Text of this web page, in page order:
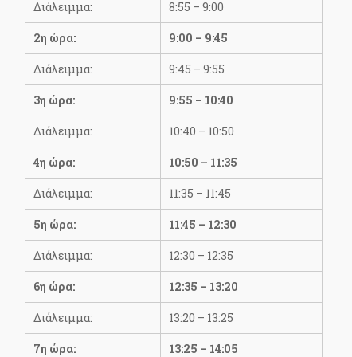
Διάλειμμα: 8:55 – 9:00
2η ώρα: 9:00 – 9:45
Διάλειμμα: 9:45 – 9:55
3η ώρα: 9:55 – 10:40
Διάλειμμα: 10:40 – 10:50
4η ώρα: 10:50 – 11:35
Διάλειμμα: 11:35 – 11:45
5η ώρα: 11:45 – 12:30
Διάλειμμα: 12:30 – 12:35
6η ώρα: 12:35 – 13:20
Διάλειμμα: 13:20 – 13:25
7η ώρα: 13:25 – 14:05